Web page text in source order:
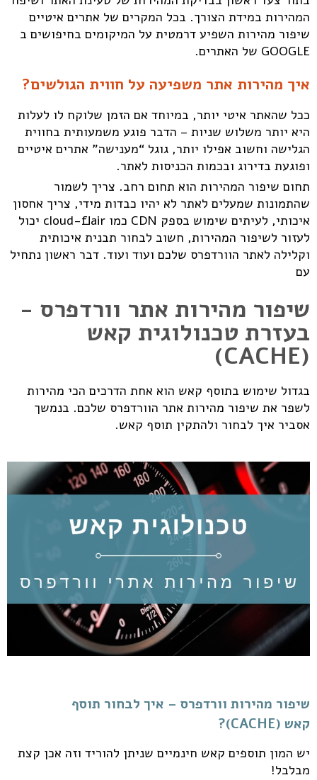
המהירות במידת הצורך. בכל המקרים של אתרים איטיים
שיפור מהירות השפיע דרמטית על המיקומים בחיפושים ב
GOOGLE של האתרים.
איך מהירות אתר משפיעה על חווית הגולשים?
ככל שהאתר איטי יותר, במיוחד אם הזמן שלוקח לו לעלות
היא יותר משלוש שניות – הדבר פוגע משמעותית בחווית
הגלישה וחשוב אפילו יותר, גוגל “מענישה” אתרים איטיים
ופוגעת בדירוג ובכמות הכניסות לאתר.
תחום שיפור המהירות הוא תחום רחב. צריך לשמור
שהתמונות שמעלים לאתר לא יהיו כבדות מידי, צריך אחסון
איכותי, לעיתים שימוש בספק CDN כמו cloud-flair יכול
לעזור לשיפור המהירות, חשוב לבחור תבנית איכותית
וקלילה לאתר הוורדפרס שלכם ועוד ועוד. דבר ראשון נתחיל
עם
שיפור מהירות אתר וורדפרס -
בעזרת טכנולוגית קאש
(CACHE)
בגדול שימוש בתוסף קאש הוא אחת הדרכים הכי מהירות
לשפר את שיפור מהירות אתר הוורדפרס שלכם. בנמשך
אסביר איך לבחור ולהתקין תוסף קאש.
שיפור מהירות וורדפרס – איך לבחור תוסף
קאש (CACHE)?
יש המון תוספים קאש חינמיים שניתן להוריד וזה אכן קצת
מבלבל!